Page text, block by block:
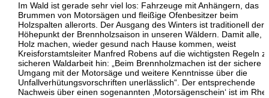
Im Wald ist gerade sehr viel los: Fahrzeuge mit Anhängern, das
Brummen von Motorsägen und fleißige Ofenbesitzer beim
Holzspalten allerorts. Der Ausgang des Winters ist traditionell der
Höhepunkt der Brennholzsaison in unseren Wäldern. Damit alle,
Holz machen, wieder gesund nach Hause kommen, weist
Kreisforstamtsleiter Manfred Robens auf die wichtigsten Regeln
sicheren Waldarbeit hin: „Beim Brennholzmachen ist der sichere
Umgang mit der Motorsäge und weitere Kenntnisse über die
Unfallverhütungsvorschriften unerlässlich“. Der entsprechende
Nachweis über einen sogenannten ‚Motorsägenschein‘ ist im